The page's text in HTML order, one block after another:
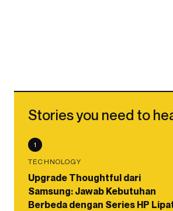
Stories you need to
1
TECHNOLOGY
Upgrade Thoughtful dari
Samsung: Jawab Kebutuhan
Berbeda dengan Series HP